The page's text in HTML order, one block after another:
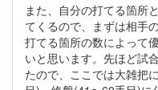
また、自分の打てる箇所
てくるので、まずは相手
打てる箇所の数によって
いと思います。先ほど試
たので、ここでは大雑把